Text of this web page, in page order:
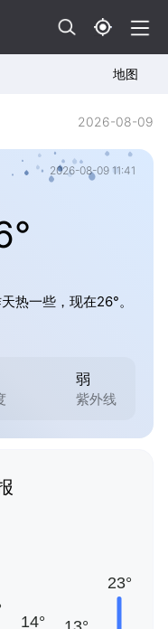
地图
2026-08-09
2026-08-09 11:41
热一些，现在26°。
弱
紫外线